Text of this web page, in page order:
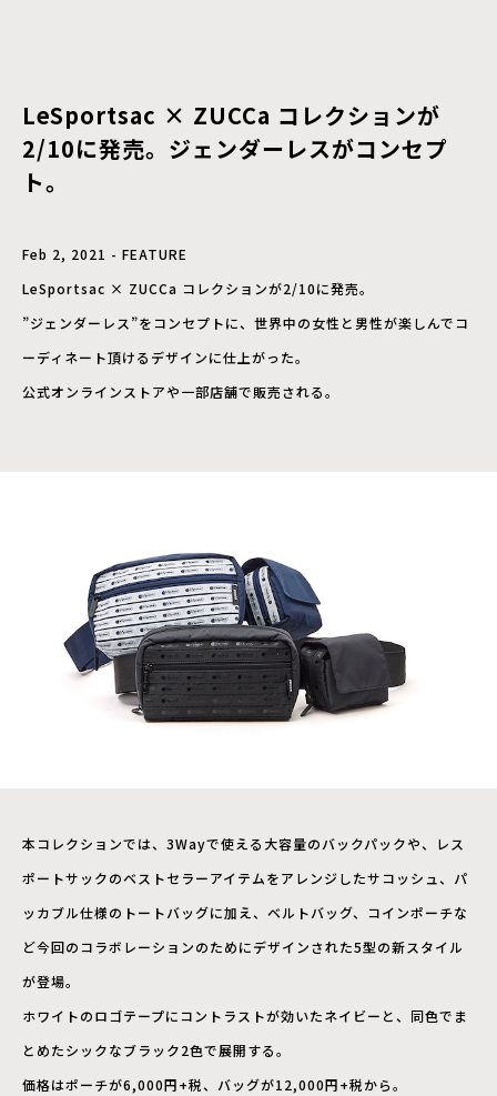
LeSportsac × ZUCCa コレクションが
2/10に発売。ジェンダーレスがコンセプ
ト。
Feb 2, 2021 - FEATURE
LeSportsac × ZUCCa コレクションが2/10に発売。
”ジェンダーレス”をコンセプトに、世界中の女性と男性が楽しんでコ
ーディネート頂けるデザインに仕上がった。
公式オンラインストアや一部店舗で販売される。
本コレクションでは、3Wayで使える大容量のバックパックや、レス
ポートサックのベストセラーアイテムをアレンジしたサコッシュ、パ
ッカブル仕様のトートバッグに加え、ベルトバッグ、コインポーチな
ど今回のコラボレーションのためにデザインされた5型の新スタイル
が登場。
ホワイトのロゴテープにコントラストが効いたネイビーと、同色でま
とめたシックなブラック2色で展開する。
価格はポーチが6,000円+税、バッグが12,000円+税から。